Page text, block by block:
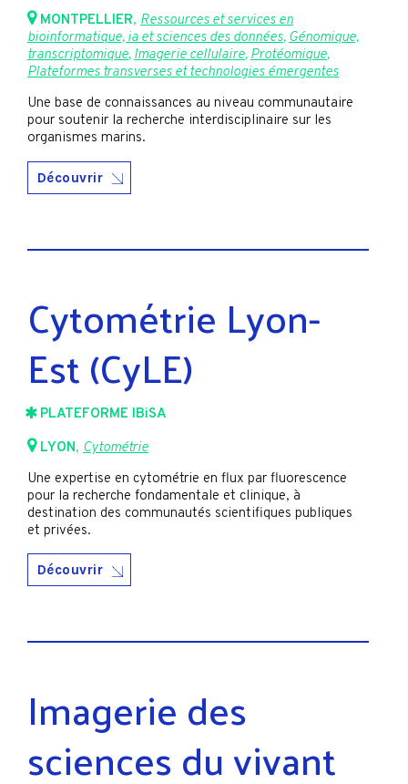
MONTPELLIER, Ressources et services en
bioinformatique, ia et sciences des données,Génomique,
transcriptomique,Imagerie cellulaire,Protéomique,
Plateformes transverses et technologies émergentes
Une base de connaissances au niveau communautaire
pour soutenir la recherche interdisciplinaire sur les
organismes marins.
Découvrir
Cytométrie Lyon-
Est (CyLE)
PLATEFORME IBiSA
LYON, Cytométrie
Une expertise en cytométrie en flux par fluorescence
pour la recherche fondamentale et clinique, à
destination des communautés scientifiques publiques
et privées.
Découvrir
Imagerie des
sciences du vivant